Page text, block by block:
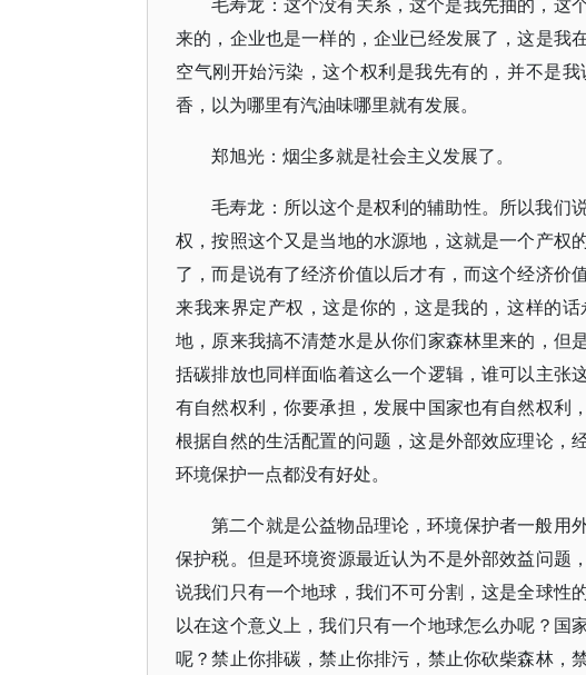
来的，企业也是一样的，企业已经发展了，这是我
空气刚开始污染，这个权利是我先有的，并不是
香，以为哪里有汽油味哪里就有发展。
郑旭光：烟尘多就是社会主义发展了。
毛寿龙：所以这个是权利的辅助性。所以我们
权，按照这个又是当地的水源地，这就是一个产权
了，而是说有了经济价值以后才有，而这个经济价
来我来界定产权，这是你的，这是我的，这样的
地，原来我搞不清楚水是从你们家森林里来的，但
括碳排放也同样面临着这么一个逻辑，谁可以主张
有自然权利，你要承担，发展中国家也有自然权利
根据自然的生活配置的问题，这是外部效应理论，
环境保护一点都没有好处。
第二个就是公益物品理论，环境保护者一般用
保护税。但是环境资源最近认为不是外部效益问题
说我们只有一个地球，我们不可分割，这是全球性
以在这个意义上，我们只有一个地球怎么办呢？国
呢？禁止你排碳，禁止你排污，禁止你砍柴森林，